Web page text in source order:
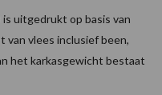
uitgedrukt op basis van
vlees inclusief been,
het karkasgewicht bestaat